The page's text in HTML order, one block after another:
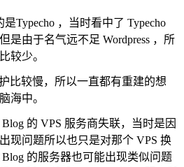
Typecho ，当时看中了 Typecho
是由于名气远不足 Wordpress ，所
较少。
比较慢，所以一直都有重建的想
海中。
的 VPS 服务商失联，当时是因
现问题所以也只是对那个 VPS 换
的服务器也可能出现类似问题